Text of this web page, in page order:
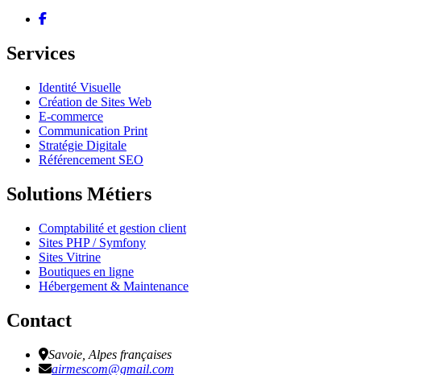
Services
Identité Visuelle
Création de Sites Web
E-commerce
Communication Print
Stratégie Digitale
Référencement SEO
Solutions Métiers
Comptabilité et gestion client
Sites PHP / Symfony
Sites Vitrine
Boutiques en ligne
Hébergement & Maintenance
Contact
Savoie, Alpes françaises
airmescom@gmail.com